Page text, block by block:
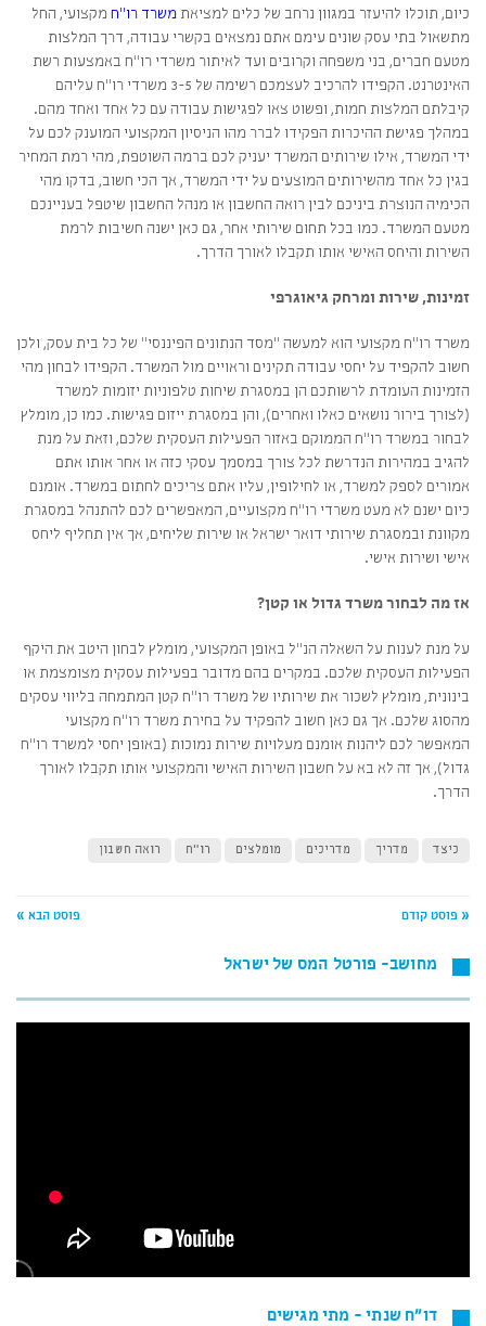
כיום, תוכלו להיעזר במגוון נרחב של כלים למציאת משרד רו"ח מקצועי, החל
מתשאול בתי עסק שונים עימם אתם נמצאים בקשרי עבודה, דרך המלצות
מטעם חברים, בני משפחה וקרובים ועד לאיתור משרדי רו"ח באמצעות רשת
האינטרנט. הקפידו להרכיב לעצמכם רשימה של 3-5 משרדי רו"ח עליהם
קיבלתם המלצות חמות, ופשוט צאו לפגישות עבודה עם כל אחד ואחד מהם.
במהלך פגישת ההיכרות הפקידו לברר מהו הניסיון המקצועי המוענק לכם על
ידי המשרד, אילו שירותים המשרד יעניק לכם ברמה השוטפת, מהי רמת המחיר
בגין כל אחד מהשירותים המוצעים על ידי המשרד, אך הכי חשוב, בדקו מהי
הכימיה הנוצרת ביניכם לבין רואה החשבון או מנהל החשבון שיטפל בעניינכם
מטעם המשרד. כמו בכל תחום שירותי אחר, גם כאן ישנה חשיבות לרמת
השירות והיחס האישי אותו תקבלו לאורך הדרך.
זמינות, שירות ומרחק גיאוגרפי
משרד רו"ח מקצועי הוא למעשה "מסד הנתונים הפיננסי" של כל בית עסק, ולכן
חשוב להקפיד על יחסי עבודה תקינים וראויים מול המשרד. הקפידו לבחון מהי
הזמינות העומדת לרשותכם הן במסגרת שיחות טלפוניות יזומות למשרד
(לצורך בירור נושאים כאלו ואחרים), והן במסגרת ייזום פגישות. כמו כן, מומלץ
לבחור במשרד רו"ח הממוקם באזור הפעילות העסקית שלכם, וזאת על מנת
להגיב במהירות הנדרשת לכל צורך במסמך עסקי כזה או אחר אותו אתם
אמורים לספק למשרד, או לחילופין, עליו אתם צריכים לחתום במשרד. אומנם
כיום ישנם לא מעט משרדי רו"ח מקצועיים, המאפשרים לכם להתנהל במסגרת
מקוונת ובמסגרת שירותי דואר ישראל או שירות שליחים, אך אין תחליף ליחס
אישי ושירות אישי.
אז מה לבחור משרד גדול או קטן?
על מנת לענות על השאלה הנ"ל באופן המקצועי, מומלץ לבחון היטב את היקף
הפעילות העסקית שלכם. במקרים בהם מדובר בפעילות עסקית מצומצמת או
בינונית, מומלץ לשכור את שירותיו של משרד רו"ח קטן המתמחה בליווי עסקים
מהסוג שלכם. אך גם כאן חשוב להפקיד על בחירת משרד רו"ח מקצועי
המאפשר לכם ליהנות אומנם מעלויות שירות נמוכות (באופן יחסי למשרד רו"ח
גדול), אך זה לא בא על חשבון השירות האישי והמקצועי אותו תקבלו לאורך
הדרך.
כיצד מדריך מדריכים מומלצים רו"ח רואה חשבון
« פוסט קודם פוסט הבא »
מחושב- פורטל המס של ישראל
דו"ח שנתי - מתי מגישים